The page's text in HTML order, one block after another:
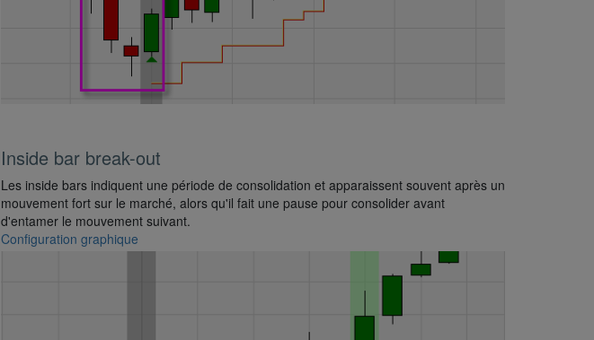
Inside bar break-out
Les inside bars indiquent une période de consolidation et apparaissent souvent après un
mouvement fort sur le marché, alors qu'il fait une pause pour consolider avant
d'entamer le mouvement suivant.
Configuration graphique